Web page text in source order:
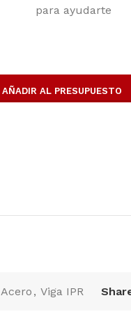
para ayudarte
AÑADIR AL PRESUPUESTO
Acero , Viga IPR